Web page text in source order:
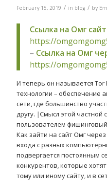
February 15, 2019 / in blog / by
Ссылка на Омг
https://
– Ссылка на Омг
https://
И теперь он называется
технологии – обеспечение
сети, где большинство
другу. |Смысл этой частной
пользователем
Как зайти на сайт Омг
входа с разных
подвергается постоянным
конкурентов, которые
тому или иному сайту, и в